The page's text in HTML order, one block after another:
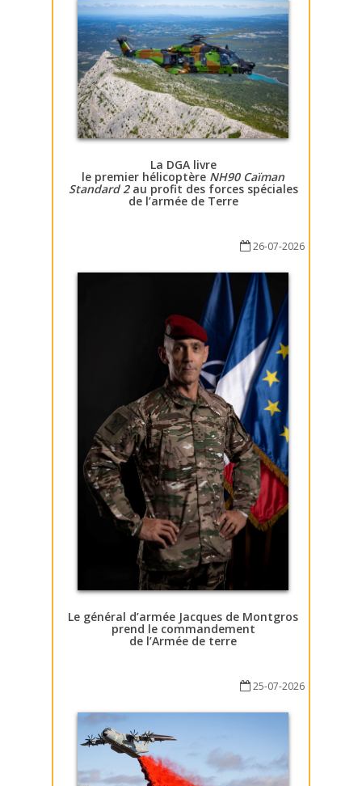
La DGA livre
le premier hélicoptère NH90 Caïman
Standard 2au profit des forces spéciales
de l’armée de Terre
26-07-2026
Le général d’armée Jacques de Montgros
prend le commandement
de l’Armée de terre
25-07-2026